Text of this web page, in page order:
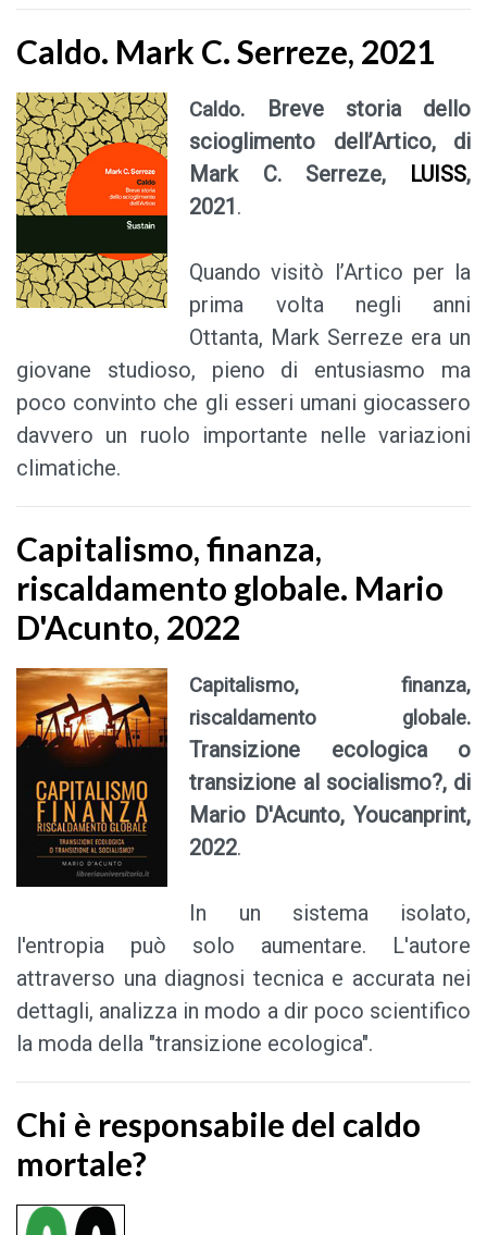
Caldo. Mark C. Serreze, 2021
Caldo. Breve storia dello
scioglimento dell’Artico, di
Mark C. Serreze, LUISS,
2021 .
Quando visitò l’Artico per la
prima volta negli anni
Ottanta, Mark Serreze era un
giovane studioso, pieno di entusiasmo ma
poco convinto che gli esseri umani giocassero
davvero un ruolo importante nelle variazioni
climatiche.
Capitalismo, finanza,
riscaldamento globale. Mario
D'Acunto, 2022
Capitalismo, finanza,
riscaldamento globale.
Transizione ecologica o
transizione al socialismo?, di
Mario D'Acunto, Youcanprint,
2022.
In un sistema isolato,
l'entropia può solo aumentare. L'autore
attraverso una diagnosi tecnica e accurata nei
dettagli, analizza in modo a dir poco scientifico
la moda della "transizione ecologica".
Chi è responsabile del caldo
mortale?